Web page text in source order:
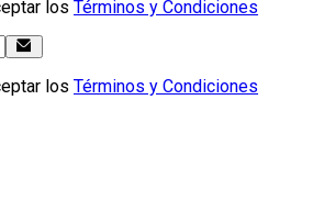
los Términos y Condiciones
los Términos y Condiciones